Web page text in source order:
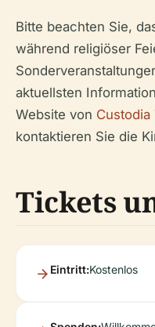
Bitte beachten Sie,
während religiöser
aktuellsten
Website von Custodia
kontaktieren Sie die
Tickets
Eintritt:Kostenlos